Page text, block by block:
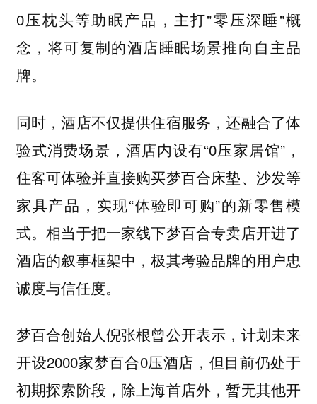
0压枕头等助眠产品，主打"零压深睡"概
念，将可复制的酒店睡眠场景推向自主品
牌。
同时，酒店不仅提供住宿服务，还融合了体
验式消费场景，酒店内设有“0压家居馆”，
住客可体验并直接购买梦百合床垫、沙发等
家具产品，实现“体验即可购”的新零售模
式。相当于把一家线下梦百合专卖店开进了
酒店的叙事框架中，极其考验品牌的用户忠
诚度与信任度。
梦百合创始人倪张根曾公开表示，计划未来
开设2000家梦百合0压酒店，但目前仍处于
初期探索阶段，除上海首店外，暂无其他开